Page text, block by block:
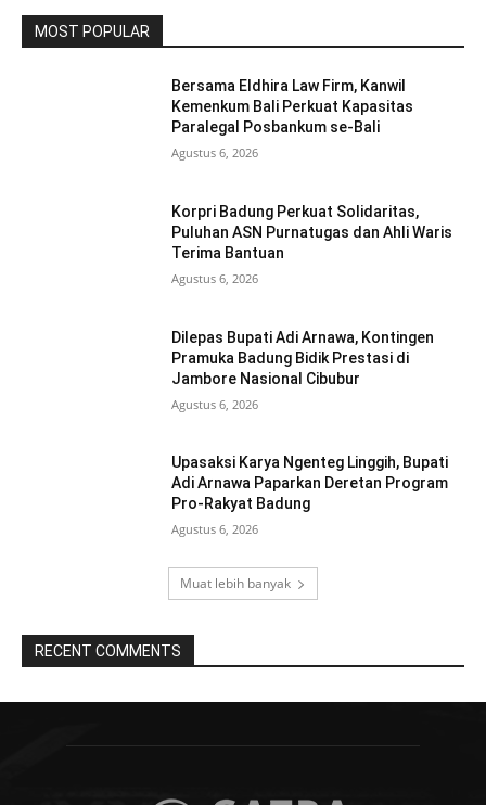
MOST POPULAR
Bersama Eldhira Law Firm, Kanwil
Kemenkum Bali Perkuat Kapasitas
Paralegal Posbankum se-Bali
Agustus 6, 2026
Korpri Badung Perkuat Solidaritas,
Puluhan ASN Purnatugas dan Ahli Waris
Terima Bantuan
Agustus 6, 2026
Dilepas Bupati Adi Arnawa, Kontingen
Pramuka Badung Bidik Prestasi di
Jambore Nasional Cibubur
Agustus 6, 2026
Upasaksi Karya Ngenteg Linggih, Bupati
Adi Arnawa Paparkan Deretan Program
Pro-Rakyat Badung
Agustus 6, 2026
Muat lebih banyak
RECENT COMMENTS